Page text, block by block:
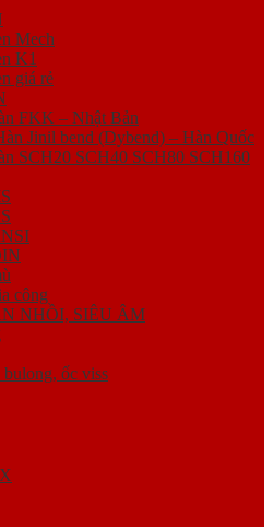
Mech
K1
giá rẻ
FKK – Nhật Bản
Jinil bend (Dybend) – Hàn Quốc
SCH20 SCH40 SCH80 SCH160
công
NHỒI, SIÊU ÂM
ốc viss